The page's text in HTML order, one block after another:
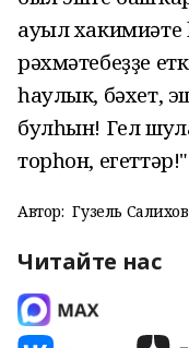
ауыл
рәхмәтебеҙҙе
һаулык, бәхет,
булһын! Гел
торһон,
Автор: Гузель
Читайте нас